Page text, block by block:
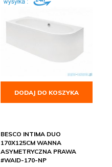
DODAJ DO KOSZYKA
BESCO INTIMA DUO
170X125CM WANNA
ASYMETRYCZNA PRAWA
#WAID-170-NP